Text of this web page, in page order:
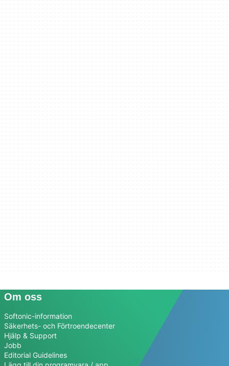
Om oss
Softonic-information
Säkerhets- och Förtroendecenter
Hjälp & Support
Jobb
Editorial Guidelines